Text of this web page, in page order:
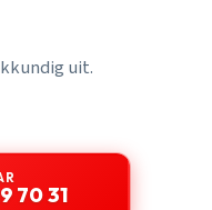
uit.
70 31